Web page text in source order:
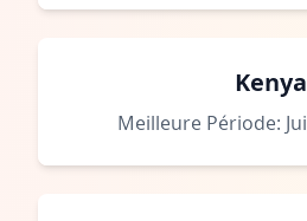
Kenya